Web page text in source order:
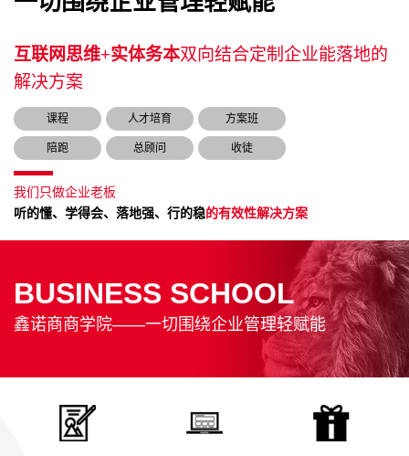
互联网思维+实体务本双向结合定制企业能落地的
解决方案
课程 人才培育 方案班
陪跑 总顾问 收徒
我们只做企业老板
听的懂、学得会、落地强、行的稳的有效性解决方案
BUSINESS SCHOOL
鑫诺商商学院——一切围绕企业管理轻赋能